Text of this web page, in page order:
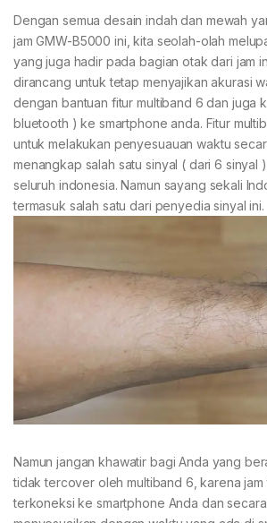
Dengan semua desain indah dan mewah
jam GMW-B5000 ini, kita seolah-olah
yang juga hadir pada bagian otak dari jam
dirancang untuk tetap menyajikan akurasi
dengan bantuan fitur multiband 6 dan juga
bluetooth ) ke smartphone anda. Fitur
untuk melakukan penyesuauan waktu
menangkap salah satu sinyal ( dari 6 sinyal
seluruh indonesia. Namun sayang sekali
termasuk salah satu dari penyedia sinyal ini.
Namun jangan khawatir bagi Anda yang
tidak tercover oleh multiband 6, karena jam
terkoneksi ke smartphone Anda dan